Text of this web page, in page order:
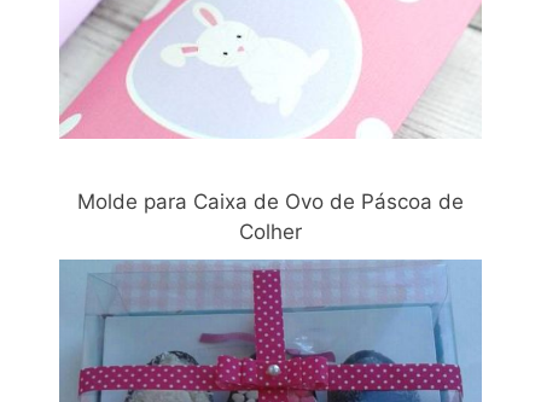
Molde para Caixa de Ovo de Páscoa de
Colher